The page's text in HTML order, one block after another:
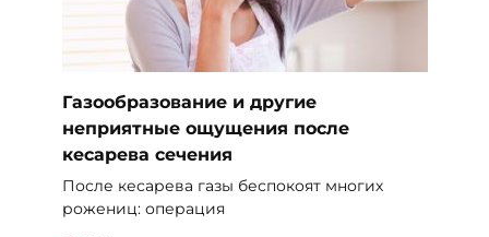
Газообразование и другие
неприятные ощущения после
кесарева сечения
После кесарева газы беспокоят многих
рожениц: операция